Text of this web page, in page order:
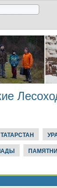
ТАТАРСТАН